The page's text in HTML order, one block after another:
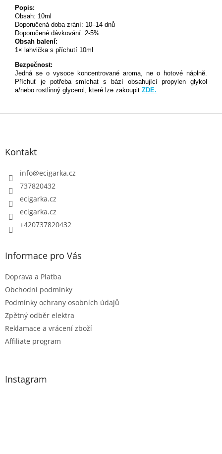
Popis:
Obsah: 10ml
Doporučená doba zrání: 10–14 dnů
Doporučené dávkování: 2-5%
Obsah balení:
1× lahvička s příchutí 10ml
Bezpečnost:
Jedná se o vysoce koncentrované aroma, ne o hotové náplně.
Příchuť je potřeba smíchat s bází obsahující propylen glykol
a/nebo rostlinný glycerol, které lze zakoupit ZDE.
Kontakt
info@ecigarka.cz
737820432
ecigarka.cz
ecigarka.cz
+420737820432
Informace pro Vás
Doprava a Platba
Obchodní podmínky
Podmínky ochrany osobních údajů
Zpětný odběr elektra
Reklamace a vrácení zboží
Affiliate program
Instagram